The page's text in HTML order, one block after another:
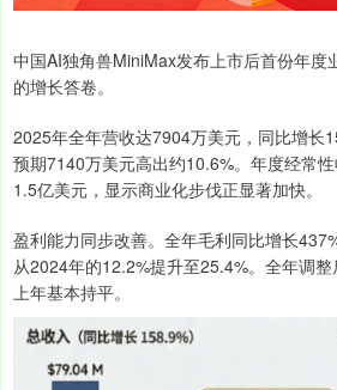
中国AI独角兽MiniMax发布上市后首份年度
的增长答卷。
2025年全年营收达7904万美元，同比增长
预期7140万美元高出约10.6%。年度经常
1.5亿美元，显示商业化步伐正显著加快。
盈利能力同步改善。全年毛利同比增长
从2024年的12.2%提升至25.4%。全年调
上年基本持平。